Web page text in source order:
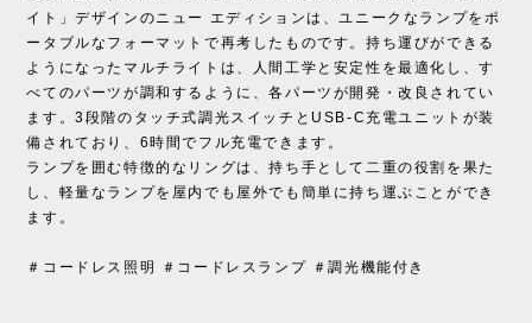
イト」デザインのニュー エディションは、ユニークなランプをポ
ータブルなフォーマットで再考したものです。持ち運びができる
ようになったマルチライトは、人間工学と安定性を最適化し、す
べてのパーツが調和するように、各パーツが開発・改良されてい
ます。3段階のタッチ式調光スイッチとUSB-C充電ユニットが装
備されており、6時間でフル充電できます。
ランプを囲む特徴的なリングは、持ち手として二重の役割を果た
し、軽量なランプを屋内でも屋外でも簡単に持ち運ぶことができ
ます。
＃コードレス照明 ＃コードレスランプ ＃調光機能付き